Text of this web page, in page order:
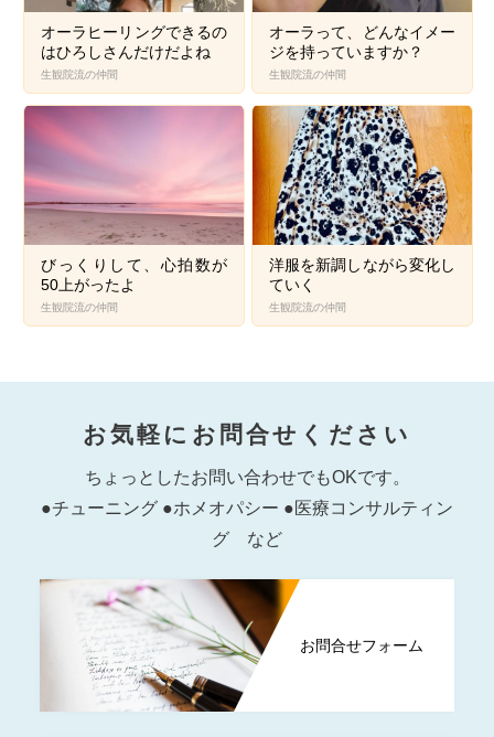
オーラヒーリングできるの
はひろしさんだけだよね
生観院流の仲間
オーラって、どんなイメー
ジを持っていますか？
生観院流の仲間
びっくりして、心拍数が
50上がったよ
生観院流の仲間
洋服を新調しながら変化し
ていく
生観院流の仲間
お気軽にお問合せください
ちょっとしたお問い合わせでもOKです。
●チューニング ●ホメオパシー ●医療コンサルティン
グ など
お問合せフォーム